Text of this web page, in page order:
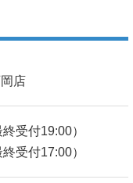
店
受付19:00）
受付17:00）